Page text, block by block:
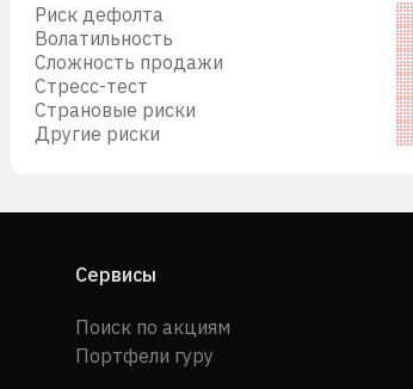
Риск дефолта
Волатильность
Сложность продажи
Стресс-тест
Страновые риски
Другие риски
Сервисы
Поиск по акциям
Портфели гуру